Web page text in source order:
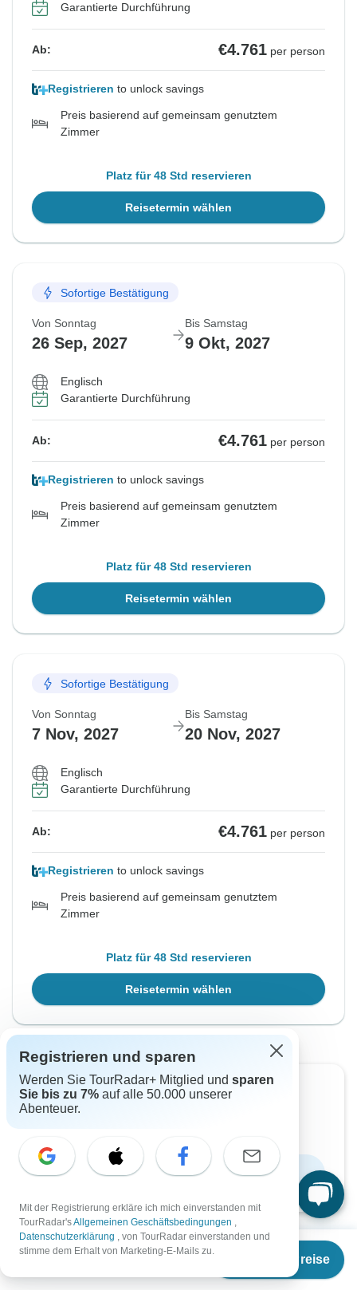
Termine & Preise
Garantierte Durchführung
Ab: €4.761 per person
Registrieren to unlock savings
Preis basierend auf gemeinsam genutztem
Zimmer
Platz für 48 Std reservieren
Reisetermin wählen
Sofortige Bestätigung
Von Sonntag
26 Sep, 2027
Bis Samstag
9 Okt, 2027
Englisch
Garantierte Durchführung
Ab: €4.761 per person
Registrieren to unlock savings
Preis basierend auf gemeinsam genutztem
Zimmer
Platz für 48 Std reservieren
Reisetermin wählen
Sofortige Bestätigung
Von Sonntag
7 Nov, 2027
Bis Samstag
20 Nov, 2027
Englisch
Garantierte Durchführung
Ab: €4.761 per person
Registrieren to unlock savings
Preis basierend auf gemeinsam genutztem
Zimmer
Platz für 48 Std reservieren
Reisetermin wählen
Lieber später in Ruhe lesen?
Laden Sie das Prospekt als PDF herunter und
Broschüre herunterladen
Warum bei TourRadar buchen?
Registrieren und sparen
Werden Sie TourRadar+ Mitglied und sparen
Sie bis zu 7% auf alle 50.000 unserer
Abenteuer.
Mit der Registrierung erkläre ich mich einverstanden mit
TourRadar'sAllgemeinen Geschäftsbedingungen ,
Datenschutzerklärung , von TourRadar einverstanden und
stimme dem Erhalt von Marketing-E-Mails zu.